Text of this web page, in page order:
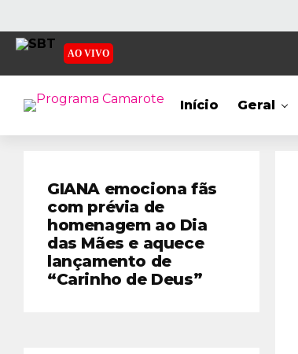
AO VIVO
Início Geral
GIANA emociona fãs
com prévia de
homenagem ao Dia
das Mães e aquece
lançamento de
“Carinho de Deus”